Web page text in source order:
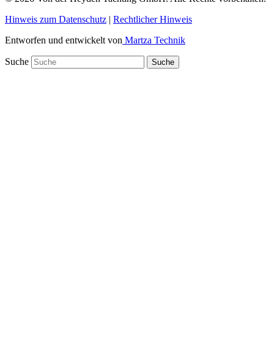
Hinweis zum Datenschutz | Rechtlicher Hinweis
Entworfen und entwickelt von Martza Technik
Suche Suche